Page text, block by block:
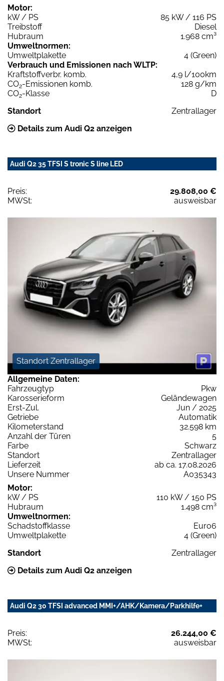
Motor:
kW / PS
85 kW / 116 PS
Treibstoff
Diesel
Hubraum
1.968 cm³
Umweltnormen:
Umweltplakette
4 (Green)
Verbrauch und Emissionen nach WLTP:
Kraftstoffverbr. komb.
4,9 l/100km
CO2-Emissionen komb.
128 g/km
CO2-Klasse
D
Standort
Zentrallager
Details zum Audi Q2 anzeigen
Audi Q2 35 TFSI S tronic S line LED
Preis:
29.808,00 €
MWSt:
ausweisbar
Standort Zentrallager
Allgemeine Daten:
Fahrzeugtyp
Pkw
Karosserieform
Geländewagen
Erst-Zul.
Jun / 2025
Getriebe
Automatik
Kilometerstand
32.598 km
Anzahl der Türen
5
Farbe
Schwarz
Standort
Zentrallager
Lieferzeit
ab ca. 17.08.2026
Unsere Nummer
A035343
Motor:
kW / PS
110 kW / 150 PS
Hubraum
1.498 cm³
Umweltnormen:
Schadstoffklasse
Euro6
Umweltplakette
4 (Green)
Standort
Zentrallager
Details zum Audi Q2 anzeigen
Audi Q2 30 TFSI advanced MMI+/AHK/Kamera/Parkhilfe+
Preis:
26.244,00 €
MWSt:
ausweisbar